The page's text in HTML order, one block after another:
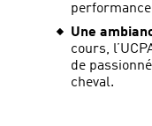
Une
cours,
de
cheval.